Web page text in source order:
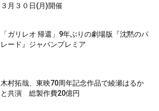
３月３０日(月)開催
「ガリレオ 帰還」9年ぶりの劇場版『沈黙のパ
レード』ジャパンプレミア
木村拓哉、東映70周年記念作品で綾瀬はるか
と共演 総製作費20億円